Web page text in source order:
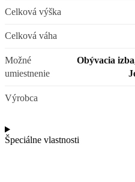
Celková výška
Celková váha
Možné
umiestnenie
Obývacia
Výrobca
Špeciálne vlastnosti